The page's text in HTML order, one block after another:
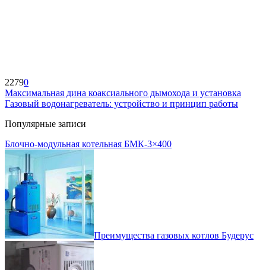
22790
Максимальная дина коаксиального дымохода и установка
Газовый водонагреватель: устройство и принцип работы
Популярные записи
Блочно-модульная котельная БМК-3×400
Преимущества газовых котлов Будерус